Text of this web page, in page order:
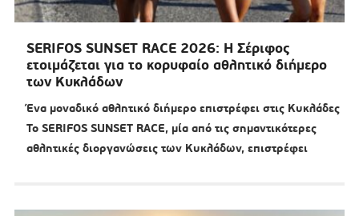
SERIFOS SUNSET RACE 2026: Η Σέριφος
ετοιμάζεται για το κορυφαίο αθλητικό διήμερο
των Κυκλάδων
Ένα μοναδικό αθλητικό διήμερο επιστρέφει στις Κυκλάδες
Το SERIFOS SUNSET RACE, μία από τις σημαντικότερες
αθλητικές διοργανώσεις των Κυκλάδων, επιστρέφει